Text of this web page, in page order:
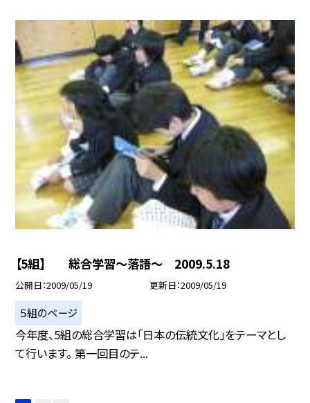
【5組】 総合学習〜落語〜 2009.5.18
公開日 2009/05/19 更新日 2009/05/19
５組のページ
今年度、5組の総合学習は「日本の伝統文化」をテーマとし
て行います。 第一回目のテ...